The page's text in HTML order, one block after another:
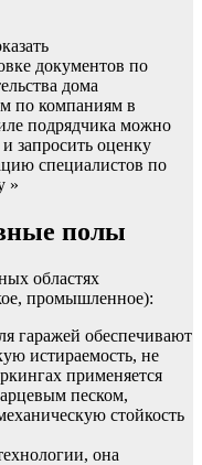
документов по
дома
по компаниям в
подрядчика можно
запросить оценку
специалистов по
»
полы
областях
промышленное):
гаражей обеспечивают
истираемость, не
применяется
песком,
стойкость
она